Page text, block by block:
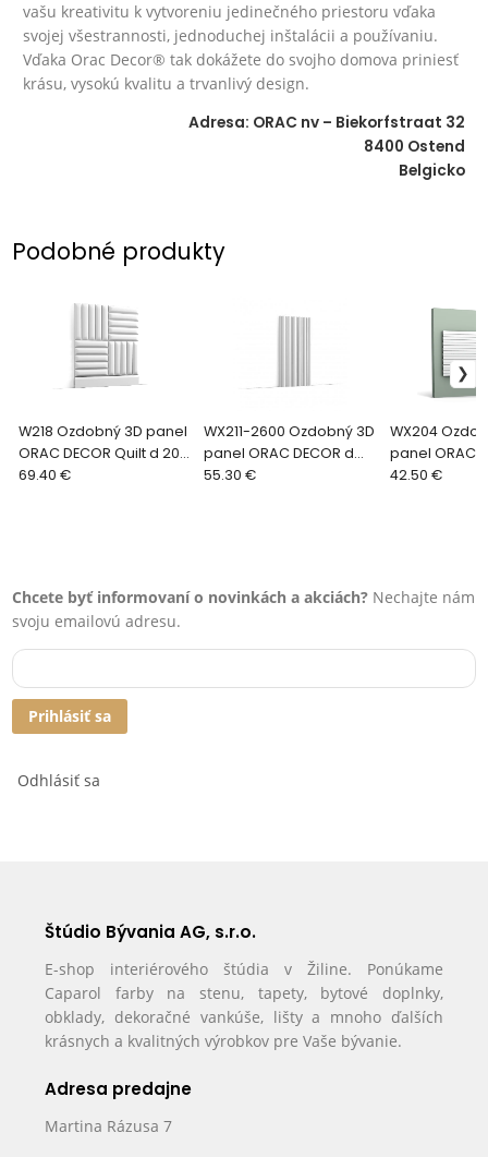
vašu kreativitu k vytvoreniu jedinečného priestoru vďaka
svojej všestrannosti, jednoduchej inštalácii a používaniu.
Vďaka Orac Decor® tak dokážete do svojho domova priniesť
krásu, vysokú kvalitu a trvanlivý design.
Adresa: ORAC nv – Biekorfstraat 32
8400 Ostend
Belgicko
Podobné produkty
W218 Ozdobný 3D panel
ORAC DECOR Quilt d 200
x v 25 x š 2,3 cm
69.40 €
WX211-2600 Ozdobný 3D
panel ORAC DECOR d
260 x v 25,5 x š 1,7 cm
55.30 €
WX204
panel ORAC
RIPPLE d 200
42.50 €
Chcete byť informovaní o novinkách a akciách? Nechajte nám
svoju emailovú adresu.
Prihlásiť sa
Odhlásiť sa
Štúdio Bývania AG, s.r.o.
E-shop interiérového štúdia v Žiline. Ponúkame
Caparol farby na stenu, tapety, bytové doplnky,
obklady, dekoračné vankúše, lišty a mnoho ďalších
krásnych a kvalitných výrobkov pre Vaše bývanie.
Adresa predajne
Martina Rázusa 7